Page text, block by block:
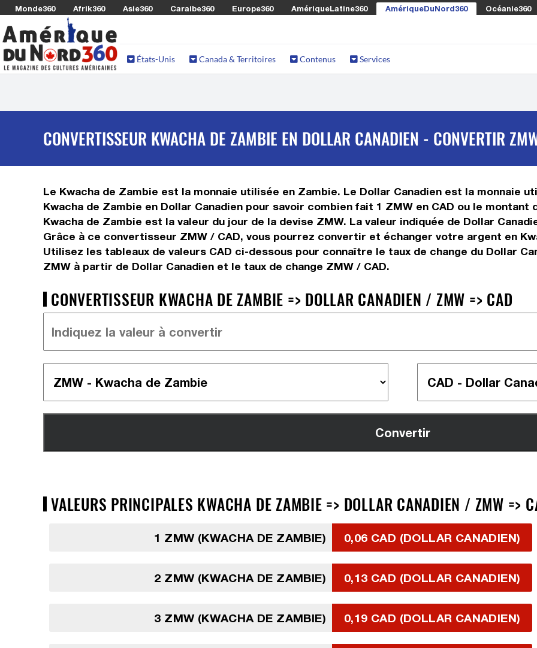
Monde360 Afrik360 Asie360 Caraibe360 Europe360 AmériqueLatine360 AmériqueDuNord360 Océanie360
États-Unis Canada & Territoires Contenus Services
CONVERTISSEUR KWACHA DE ZAMBIE EN DOLLAR CANADIEN - CONVERTIR
Le Kwacha de Zambie est la monnaie utilisée en Zambie. Le Dollar Canadien est la monnaie
Kwacha de Zambie en Dollar Canadien pour savoir combien fait 1 ZMW en CAD ou le
Kwacha de Zambie est la valeur du jour de la devise ZMW. La valeur indiquée de Dollar
Grâce à ce convertisseur ZMW / CAD, vous pourrez convertir et échanger votre argent en
Utilisez les tableaux de valeurs CAD ci-dessous pour connaître le taux de change du Dollar
ZMW à partir de Dollar Canadien et le taux de change ZMW / CAD.
CONVERTISSEUR KWACHA DE ZAMBIE => DOLLAR CANADIEN / ZMW => CAD
VALEURS PRINCIPALES KWACHA DE ZAMBIE => DOLLAR CANADIEN / ZMW =>
1 ZMW (KWACHA DE ZAMBIE) 0,06 CAD (DOLLAR CANADIEN)
2 ZMW (KWACHA DE ZAMBIE) 0,13 CAD (DOLLAR CANADIEN)
3 ZMW (KWACHA DE ZAMBIE) 0,19 CAD (DOLLAR CANADIEN)